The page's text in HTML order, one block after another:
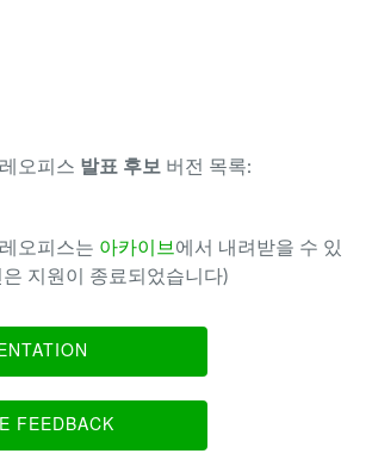
오피스 발표 후보 버전 목록:
오피스는 아카이브 에서 내려받을 수 있
지원이 종료되었습니다)
FEEDBACK